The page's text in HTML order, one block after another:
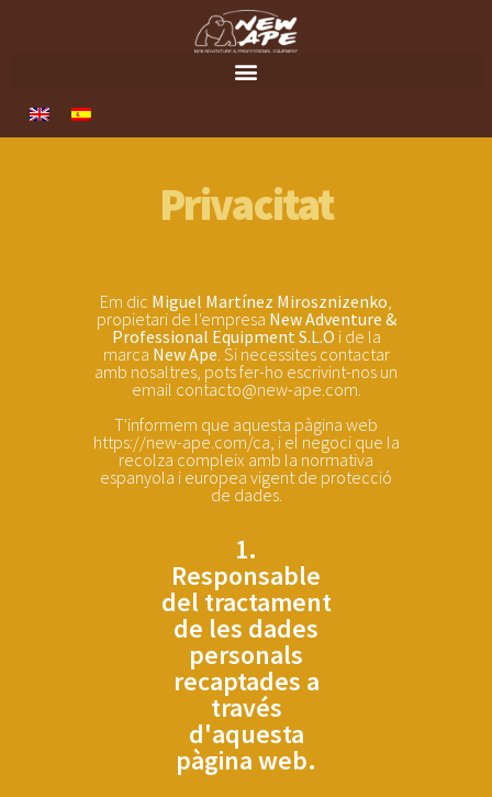
Privacitat
Em dic Miguel Martínez Mirosznizenko
propietari de l'empresa New Adventure &
Professional Equipment S.L.O i de la
marca New Ape . Si necessites contactar
amb nosaltres, pots fer-ho escrivint-nos un
email contacto@new-ape.com.
T'informem que aquesta pàgina web
https://new-ape.com/ca, i el negoci que la
recolza compleix amb la normativa
espanyola i europea vigent de protecció
de dades.
1.
Responsable
del tractament
de les dades
personals
recaptades a
través
d'aquesta
pàgina web.